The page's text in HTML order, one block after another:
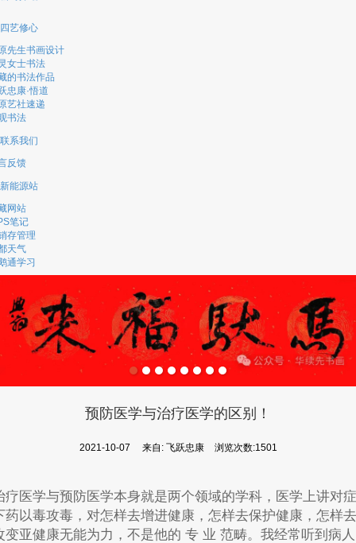
四艺修心
先生书画设计
女士书法
的书法作品
忠康·悟道
艺社速递
书法
联系我们
反馈
新能源站
网站
笔记
存管理
天气
通学习
预防医学与治疗医学的区别！
2021-10-07 来自: 飞跃忠康 浏览次数:1501
疗医学与预防医学本身就是两个领域的学科，医学上讲对症
药以毒攻毒，对怎样去增进健康，怎样去保护健康，怎样去
变亚健康无能为力，不是他的 专 业 范畴。我经常听到病人